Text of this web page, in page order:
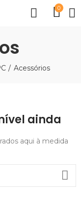
0
Acessórios
ainda
aqui à medida